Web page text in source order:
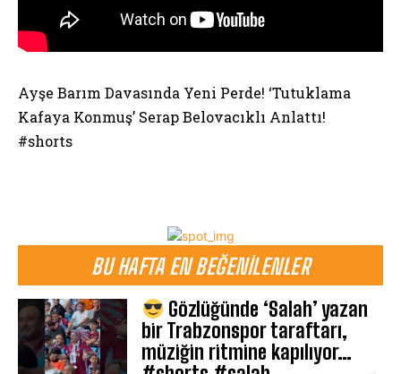
BU HAFTA EN BEĞENILENLER
Gözlüğünde ‘Salah’ yazan
bir Trabzonspor taraftarı,
müziğin ritmine kapılıyor…
Ayşe Barım Davasında Yeni Perde! ‘Tutuklama
Kafaya Konmuş’ Serap Belovacıklı Anlattı!
#shorts